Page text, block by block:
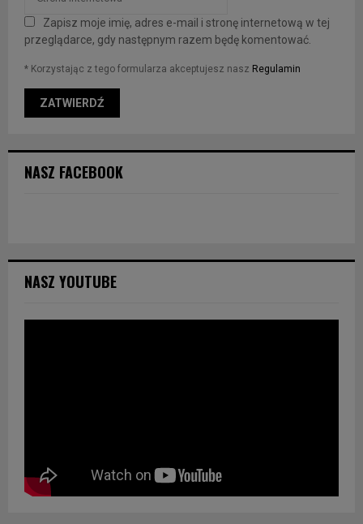
Zapisz moje imię, adres e-mail i stronę internetową w tej
przeglądarce, gdy następnym razem będę komentować.
* Korzystając z tego formularza akceptujesz nasz Regulamin
NASZ FACEBOOK
NASZ YOUTUBE